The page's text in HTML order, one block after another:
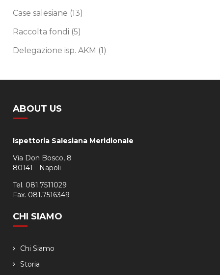
Case salesiane (13)
Raccolta fondi (5)
Delegazione isp. AKM (1)
ABOUT US
Ispettoria Salesiana Meridionale
Via Don Bosco, 8
80141 - Napoli
Tel. 081.7511029
Fax. 081.7516349
CHI SIAMO
Chi Siamo
Storia